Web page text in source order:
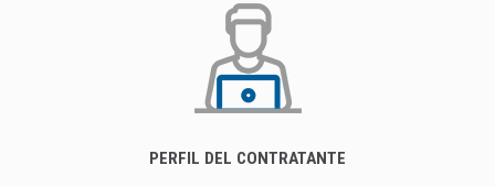
PERFIL DEL CONTRATANTE